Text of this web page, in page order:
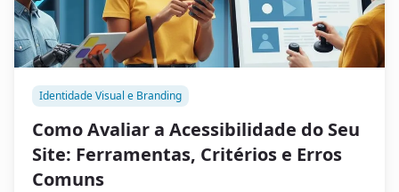
Identidade Visual e Branding
Como Avaliar a Acessibilidade do Seu
Site: Ferramentas, Critérios e Erros
Comuns